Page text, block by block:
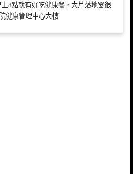
8點就有好吃健康餐，大片落地窗很
健康管理中心大樓